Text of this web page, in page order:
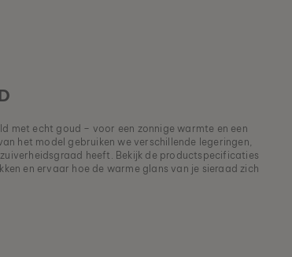
met echt goud – voor een zonnige warmte en een
het model gebruiken we verschillende legeringen,
heeft. Bekijk de productspecificaties
en ervaar hoe de warme glans van je sieraad zich